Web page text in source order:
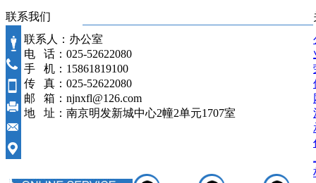
联系我们
联系人：办公室
电 话：025-52622080
手 机：15861819100
传 真：025-52622080
邮 箱：njnxfl@126.com
地 址：南京明发新城中心2幢2单元1707室